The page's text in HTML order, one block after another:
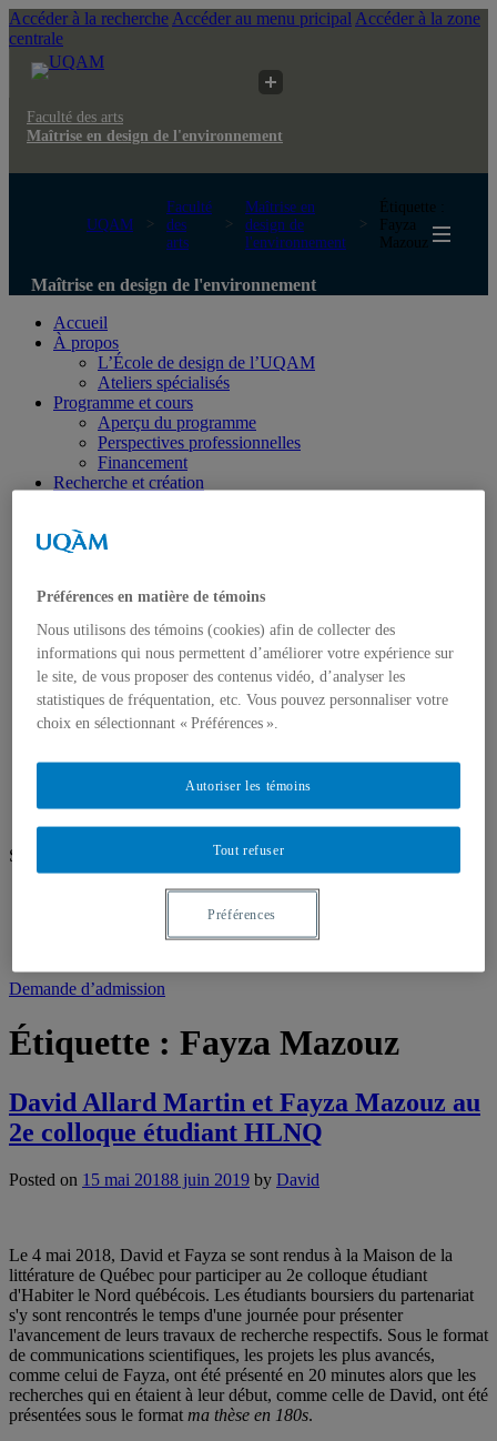
Accéder à la recherche Accéder au menu pricipal Accéder à la zone
centrale
Faculté des arts
Maîtrise en design de l'environnement
UQAM
Faculté
des
arts
Maîtrise en
design de
l'environnement
Étiquette :
Fayza
Mazouz
Maîtrise en design de l'environnement
Accueil
À propos
L’École de design de l’UQAM
Ateliers spécialisés
Programme et cours
Aperçu du programme
Perspectives professionnelles
Financement
Recherche et création
Étudiants
Bourses et financements
Publications, présentations et diffusion
Voyages d'études et terrains
Mémoires
Nouvelles de nos diplômés.es
Nous joindre
Suivez-nous
Demande d’admission
Étiquette : Fayza Mazouz
David Allard Martin et Fayza Mazouz au
2e colloque étudiant HLNQ
Posted on 15 mai 20188 juin 2019 by David
Le 4 mai 2018, David et Fayza se sont rendus à la Maison de la
littérature de Québec pour participer au 2e colloque étudiant
d'Habiter le Nord québécois. Les étudiants boursiers du partenariat
s'y sont rencontrés le temps d'une journée pour présenter
l'avancement de leurs travaux de recherche respectifs. Sous le format
de communications scientifiques, les projets les plus avancés,
comme celui de Fayza, ont été présenté en 20 minutes alors que les
recherches qui en étaient à leur début, comme celle de David, ont été
présentées sous le format ma thèse en 180s.
Préférences en matière de témoins
Nous utilisons des témoins (cookies) afin de collecter des
informations qui nous permettent d’améliorer votre expérience sur
le site, de vous proposer des contenus vidéo, d’analyser les
statistiques de fréquentation, etc. Vous pouvez personnaliser votre
choix en sélectionnant « Préférences ».
Tout refuser
Autoriser les témoins
Préférences